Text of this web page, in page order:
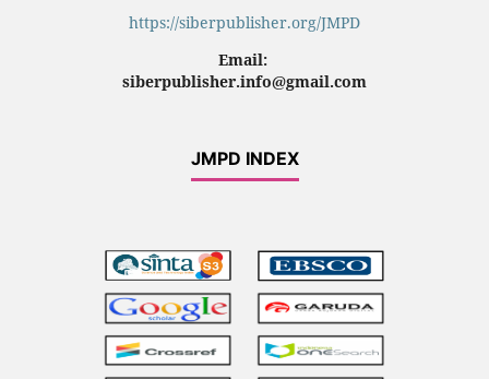
https://siberpublisher.org/JMPD
Email:
siberpublisher.info@gmail.com
JMPD INDEX